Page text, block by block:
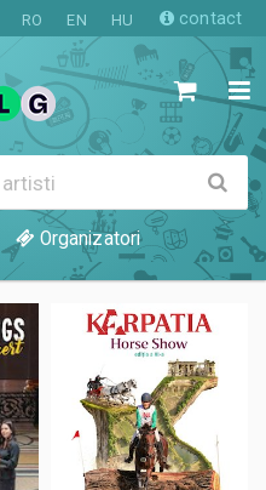
RO EN HU contact
Organizatori